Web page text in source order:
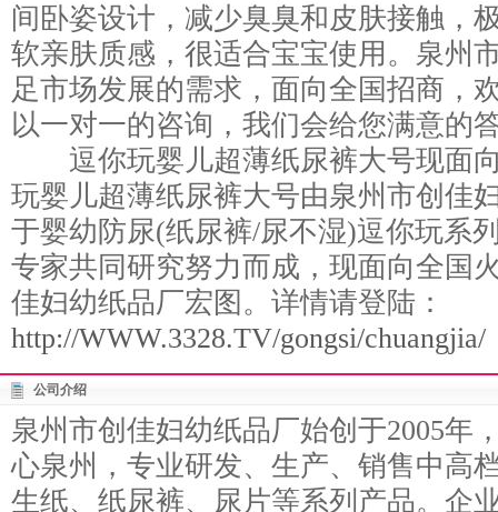
间卧姿设计，减少臭臭和皮肤接触，
软亲肤质感，很适合宝宝使用。泉州
足市场发展的需求，面向全国招商，
以一对一的咨询，我们会给您满意的
逗你玩婴儿超薄纸尿裤大号现面
玩婴儿超薄纸尿裤大号由泉州市创佳
于婴幼防尿(纸尿裤/尿不湿)逗你玩系
专家共同研究努力而成，现面向全国
佳妇幼纸品厂宏图。详情请登陆：
http://WWW.3328.TV/gongsi/chuangjia/
公司介绍
泉州市创佳妇幼纸品厂始创于2005年
心泉州，专业研发、生产、销售中高
生纸、纸尿裤、尿片等系列产品。企